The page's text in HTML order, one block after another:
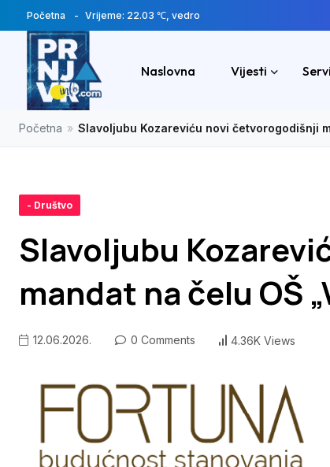
Početna Vrijeme: 22.03 ℃, vedro
Naslovna Vijesti
Početna » Slavoljubu Kozareviću novi četvorogodišnji
- Društvo
Slavoljubu
mandat na čelu OŠ
12.06.2026. 0 Comments 4.36K Views